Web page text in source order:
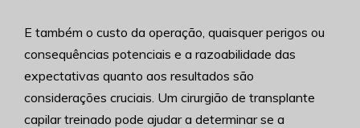
E também o custo da operação, quaisquer perigos ou
consequências potenciais e a razoabilidade das
expectativas quanto aos resultados são
considerações cruciais. Um cirurgião de transplante
capilar treinado pode ajudar a determinar se a